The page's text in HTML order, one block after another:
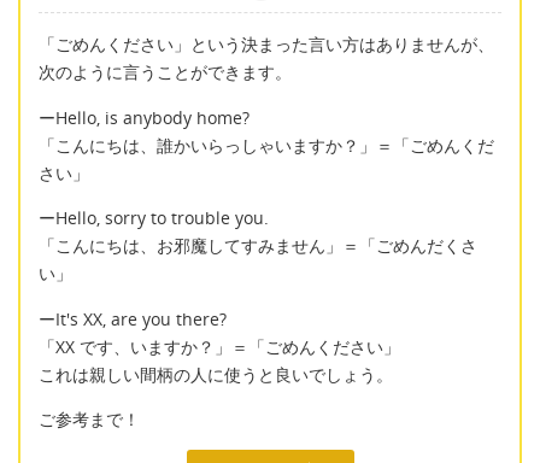
「ごめんください」という決まった言い方はありませんが、
次のように言うことができます。
ーHello, is anybody home?
「こんにちは、誰かいらっしゃいますか？」＝「ごめんくだ
さい」
ーHello, sorry to trouble you.
「こんにちは、お邪魔してすみません」＝「ごめんだくさ
い」
ーIt's XX, are you there?
「XX です、いますか？」＝「ごめんください」
これは親しい間柄の人に使うと良いでしょう。
ご参考まで！